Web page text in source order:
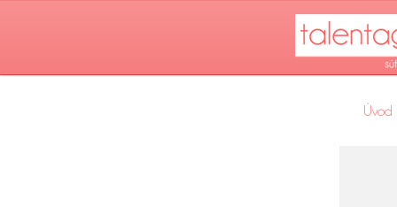
Úvod